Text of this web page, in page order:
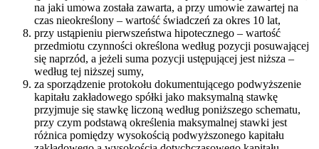
na jaki umowa została zawarta, a przy umowie zawartej na
czas nieokreślony – wartość świadczeń za okres 10 lat,
przy ustąpieniu pierwszeństwa hipotecznego – wartość
przedmiotu czynności określona według pozycji posuwającej
się naprzód, a jeżeli suma pozycji ustępującej jest niższa –
według tej niższej sumy,
za sporządzenie protokołu dokumentującego podwyższenie
kapitału zakładowego spółki jako maksymalną stawkę
przyjmuje się stawkę liczoną według poniższego schematu,
przy czym podstawą określenia maksymalnej stawki jest
różnica pomiędzy wysokością podwyższonego kapitału